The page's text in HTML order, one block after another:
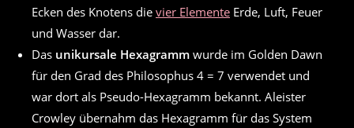
Ecken des Knotens die vier Elemente Erde, Luft, Feuer
und Wasser dar.
Das unikursale Hexagramm wurde im Golden Dawn
für den Grad des Philosophus 4 = 7 verwendet und
war dort als Pseudo-Hexagramm bekannt. Aleister
Crowley übernahm das Hexagramm für das System